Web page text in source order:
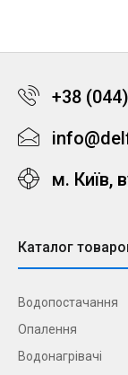
+38
м. Київ,
Каталог
Водопостачання
Опалення
Водонагрівачі